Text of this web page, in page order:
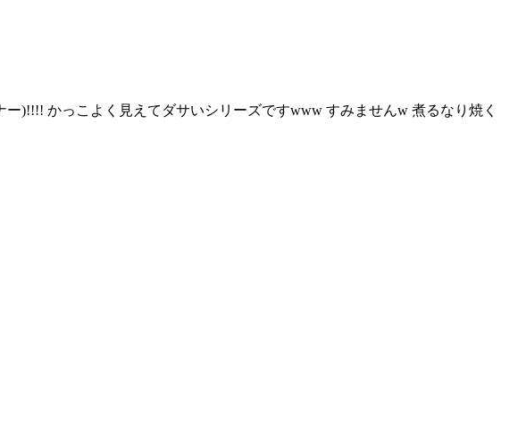
)!!!! かっこよく見えてダサいシリーズですwww すみませんw 煮るなり焼く